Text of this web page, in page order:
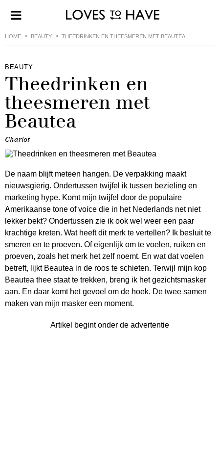
HOME BEAUTY THEEDRINKEN EN THEESMEREN MET BEAUTEA
BEAUTY
Theedrinken en
theesmeren met
Beautea
Charlot
De naam blijft meteen hangen. De verpakking maakt
nieuwsgierig. Ondertussen twijfel ik tussen bezieling en
marketing hype. Komt mijn twijfel door de populaire
Amerikaanse tone of voice die in het Nederlands net niet
lekker bekt? Ondertussen zie ik ook wel weer een paar
krachtige kreten. Wat heeft dit merk te vertellen? Ik besluit te
smeren en te proeven. Of eigenlijk om te voelen, ruiken en
proeven, zoals het merk het zelf noemt. En wat dat voelen
betreft, lijkt Beautea in de roos te schieten. Terwijl mijn kop
Beautea thee staat te trekken, breng ik het gezichtsmasker
aan. En daar komt het gevoel om de hoek. De twee samen
maken van mijn masker een moment.
Artikel begint onder de advertentie